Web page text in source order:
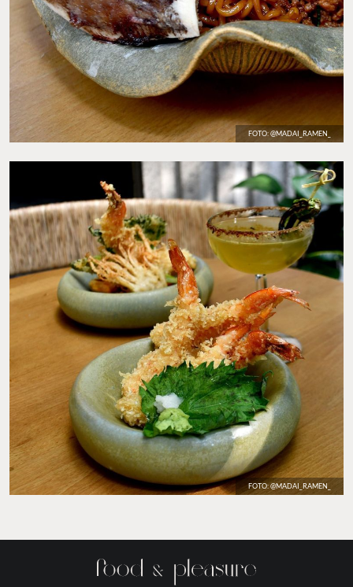
FOTO: @MADAI_RAMEN_
FOTO: @MADAI_RAMEN_